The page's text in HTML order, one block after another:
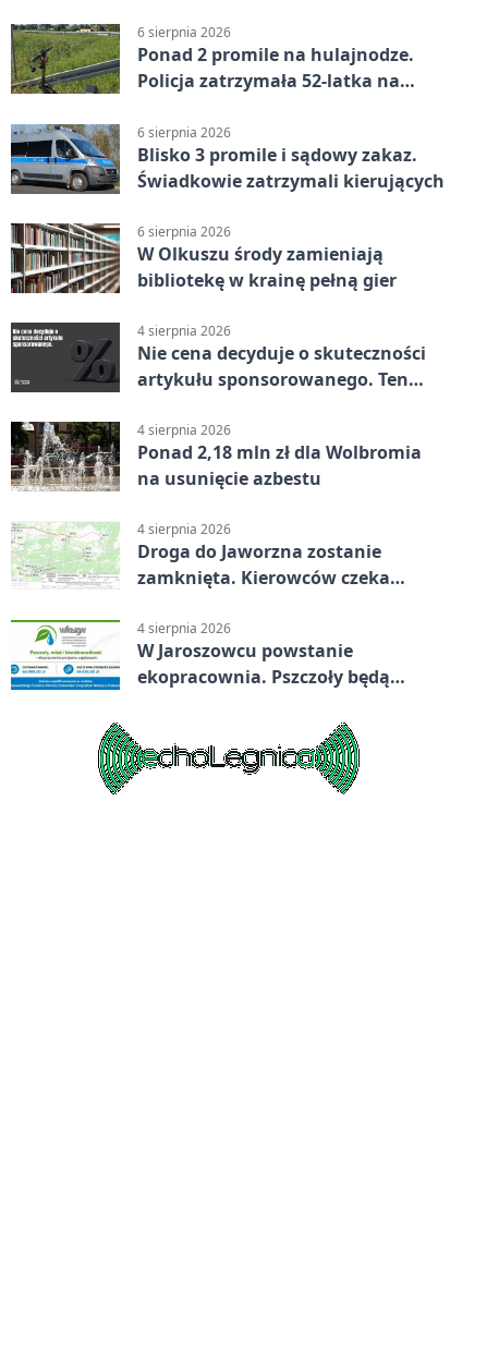
6 sierpnia 2026
Ponad 2 promile na hulajnodze.
Policja zatrzymała 52-latka na
6 sierpnia 2026
Blisko 3 promile i sądowy zakaz.
Świadkowie zatrzymali kierujących
6 sierpnia 2026
W Olkuszu środy zamieniają
bibliotekę w krainę pełną gier
4 sierpnia 2026
Nie cena decyduje o skuteczności
artykułu sponsorowanego. Ten
4 sierpnia 2026
Ponad 2,18 mln zł dla Wolbromia
na usunięcie azbestu
4 sierpnia 2026
Droga do Jaworzna zostanie
zamknięta. Kierowców czeka
4 sierpnia 2026
W Jaroszowcu powstanie
ekopracownia. Pszczoły będą